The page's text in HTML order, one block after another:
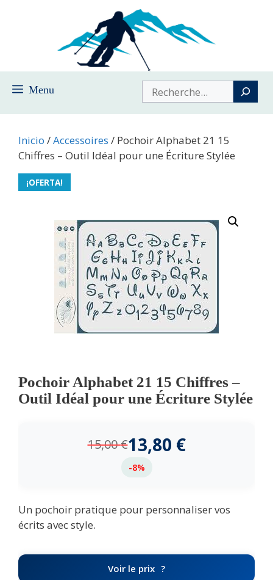
Menu Buscar
Inicio /Accessoires / Pochoir Alphabet 21 15
Chiffres – Outil Idéal pour une Écriture Stylée
¡OFERTA!
Pochoir Alphabet 21 15 Chiffres –
Outil Idéal pour une Écriture Stylée
15,00€13,80 €
-8%
Un pochoir pratique pour personnaliser vos
écrits avec style.
Voir le prix